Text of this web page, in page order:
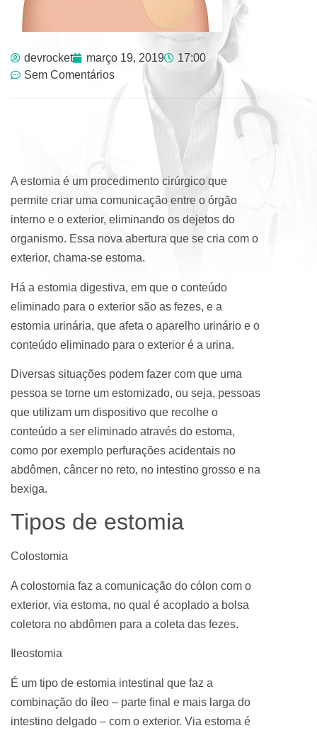
devrocket março 19, 2019
17:00
Sem Comentários
A estomia é um procedimento cirúrgico que
permite criar uma comunicação entre o órgão
interno e o exterior, eliminando os dejetos do
organismo. Essa nova abertura que se cria com o
exterior, chama-se estoma.
Há a estomia digestiva, em que o conteúdo
eliminado para o exterior são as fezes, e a
estomia urinária, que afeta o aparelho urinário e o
conteúdo eliminado para o exterior é a urina.
Diversas situações podem fazer com que uma
pessoa se torne um estomizado, ou seja, pessoas
que utilizam um dispositivo que recolhe o
conteúdo a ser eliminado através do estoma,
como por exemplo perfurações acidentais no
abdômen, câncer no reto, no intestino grosso e na
bexiga.
Tipos de estomia
Colostomia
A colostomia faz a comunicação do cólon com o
exterior, via estoma, no qual é acoplado a bolsa
coletora no abdômen para a coleta das fezes.
Ileostomia
É um tipo de estomia intestinal que faz a
combinação do íleo – parte final e mais larga do
intestino delgado – com o exterior. Via estoma é